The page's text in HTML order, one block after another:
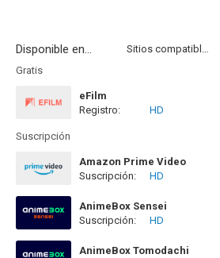
Disponible en...
Sitios compatibles
Gratis
eFilm
Registro:
HD
Suscripción
Amazon Prime Video
Suscripción:
HD
AnimeBox Sensei
Suscripción:
HD
AnimeBox Tomodachi